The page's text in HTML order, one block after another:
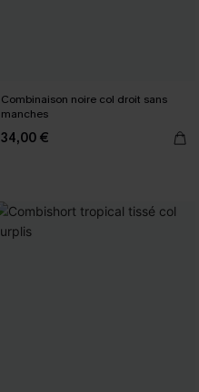
Combinaison noire col droit sans
manches
34,00 €